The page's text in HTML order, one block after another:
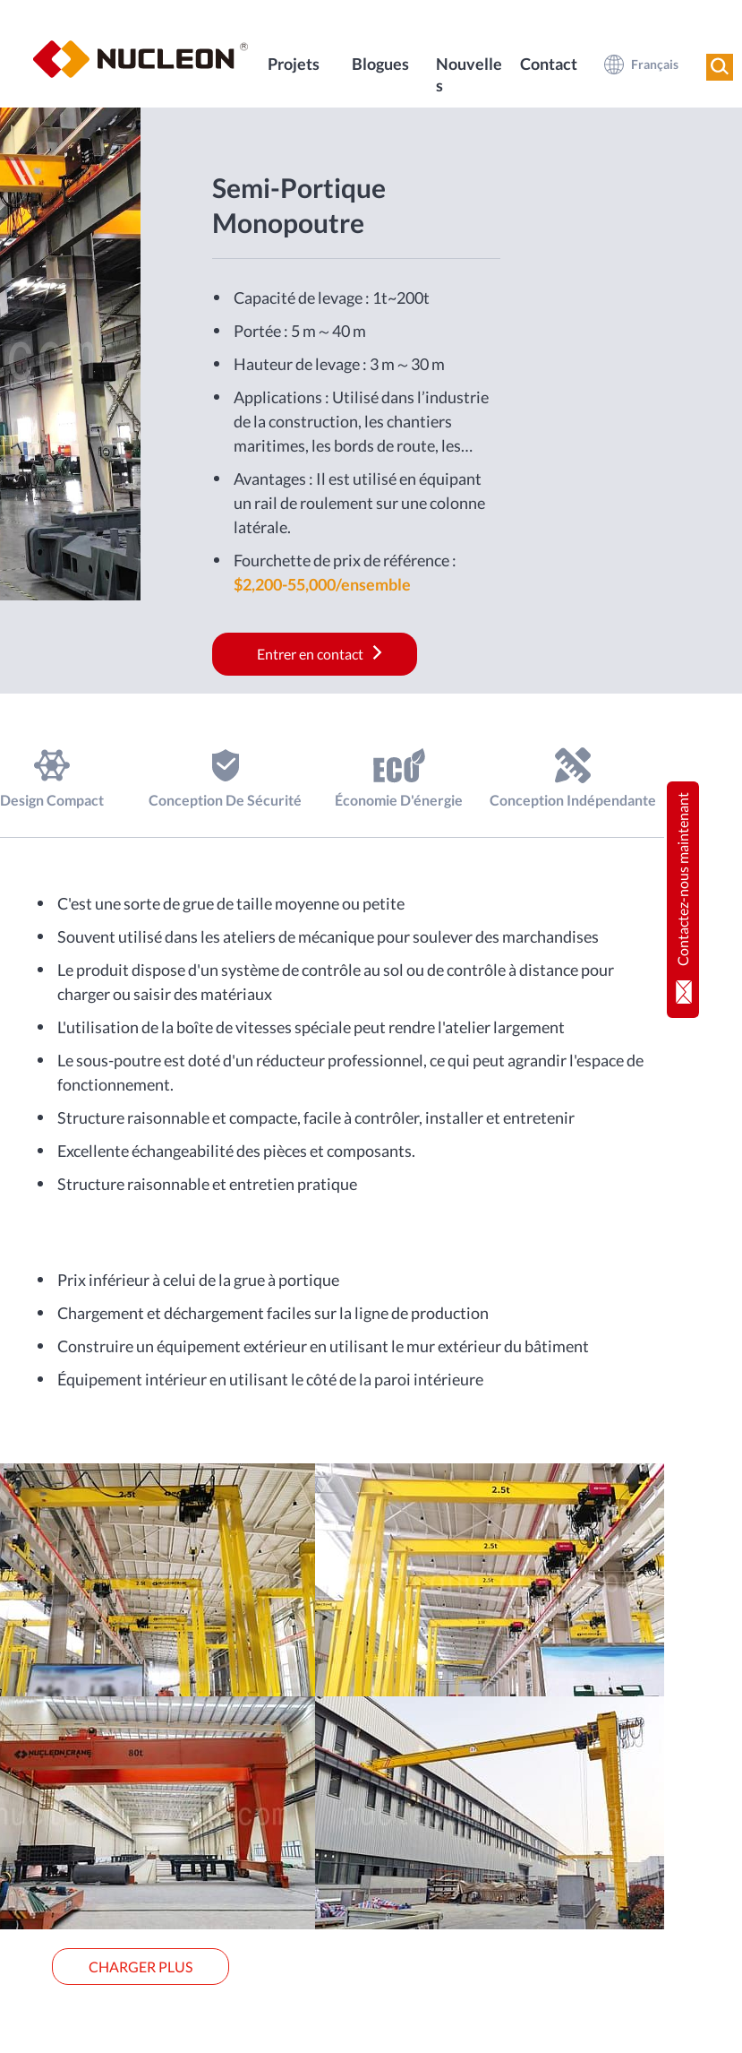
Projets Blogues
Nouvelle
s
Contact Français
Semi-Portique
Monopoutre
Capacité de levage : 1t~200t
Portée : 5 m～40 m
Hauteur de levage : 3 m～30 m
Applications : Utilisé dans l’industrie
de la construction, les chantiers
maritimes, les bords de route, les
mines, les carrières et de nombreuses
autres industries
Avantages : Il est utilisé en équipant
un rail de roulement sur une colonne
latérale.
Fourchette de prix de référence :
$2,200-55,000/ensemble
Entrer en contact
Design Compact Conception De Sécurité Économie D'énergie Conception Indépendante
C'est une sorte de grue de taille moyenne ou petite
Souvent utilisé dans les ateliers de mécanique pour soulever des marchandises
Le produit dispose d'un système de contrôle au sol ou de contrôle à distance pour
charger ou saisir des matériaux
L'utilisation de la boîte de vitesses spéciale peut rendre l'atelier largement
Le sous-poutre est doté d'un réducteur professionnel, ce qui peut agrandir l'espace de
fonctionnement.
Structure raisonnable et compacte, facile à contrôler, installer et entretenir
Excellente échangeabilité des pièces et composants.
Structure raisonnable et entretien pratique
Prix inférieur à celui de la grue à portique
Chargement et déchargement faciles sur la ligne de production
Construire un équipement extérieur en utilisant le mur extérieur du bâtiment
Équipement intérieur en utilisant le côté de la paroi intérieure
CHARGER PLUS
Contactez-nous maintenant